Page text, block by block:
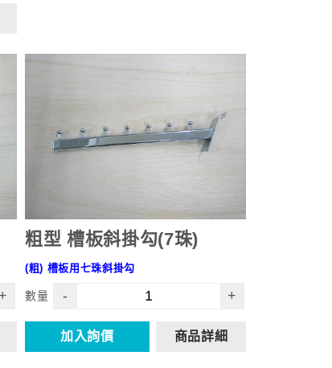
+
粗型 槽板斜掛勾(7珠)
(粗) 槽板用七珠斜掛勾
數量 - +
加入詢價 商品詳細